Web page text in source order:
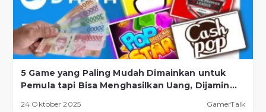
5 Game yang Paling Mudah Dimainkan untuk
Pemula tapi Bisa Menghasilkan Uang, Dijamin
24 Oktober 2025 GamerTalk